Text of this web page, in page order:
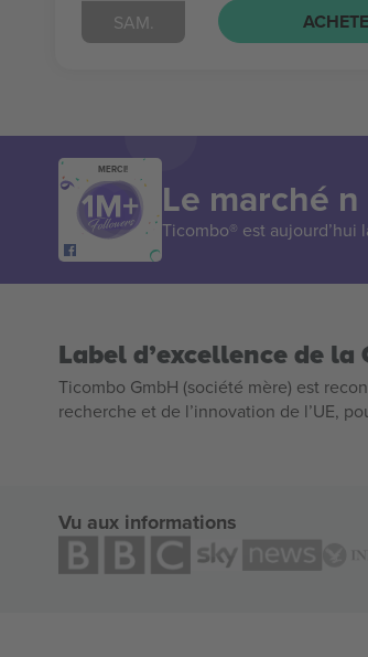
SAM.
MERCI!
Le marché n
Ticombo® est
Label d’excellence de
Ticombo GmbH (société mère) est
recherche et de l’innovation de l’UE,
Vu aux informations